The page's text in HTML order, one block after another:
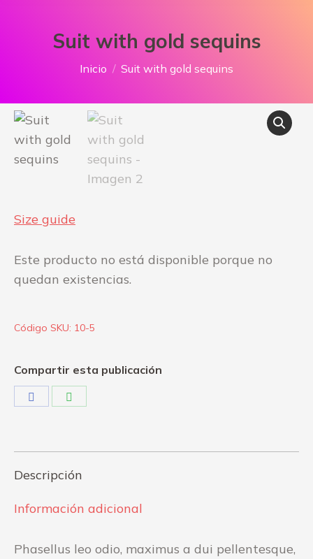
Suit with gold sequins
Estás aquí:
Inicio Suit with gold sequins
Size guide
Este producto no está disponible porque no
quedan existencias.
Código SKU: 10-5
Compartir esta publicación
Descripción
Información adicional
Phasellus leo odio, maximus a dui pellentesque,